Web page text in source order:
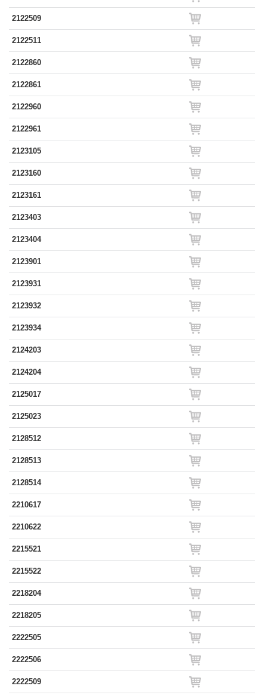
2122509
2122511
2122860
2122861
2122960
2122961
2123105
2123160
2123161
2123403
2123404
2123901
2123931
2123932
2123934
2124203
2124204
2125017
2125023
2128512
2128513
2128514
2210617
2210622
2215521
2215522
2218204
2218205
2222505
2222506
2222509